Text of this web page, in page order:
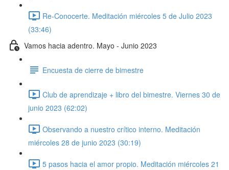
Re-Conocerte. Meditación miércoles 5 de Julio 2023
(33:46)
Vamos hacia adentro. Mayo - Junio 2023
Encuesta de cierre de bimestre
Club de aprendizaje + libro del bimestre. Viernes 30 de
junio 2023 (62:02)
Observando a nuestro crítico interno. Meditación
miércoles 28 de junio 2023 (30:19)
5 pasos hacia el amor propio. Meditación miércoles 21